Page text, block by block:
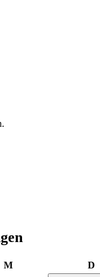
MMittwoch D